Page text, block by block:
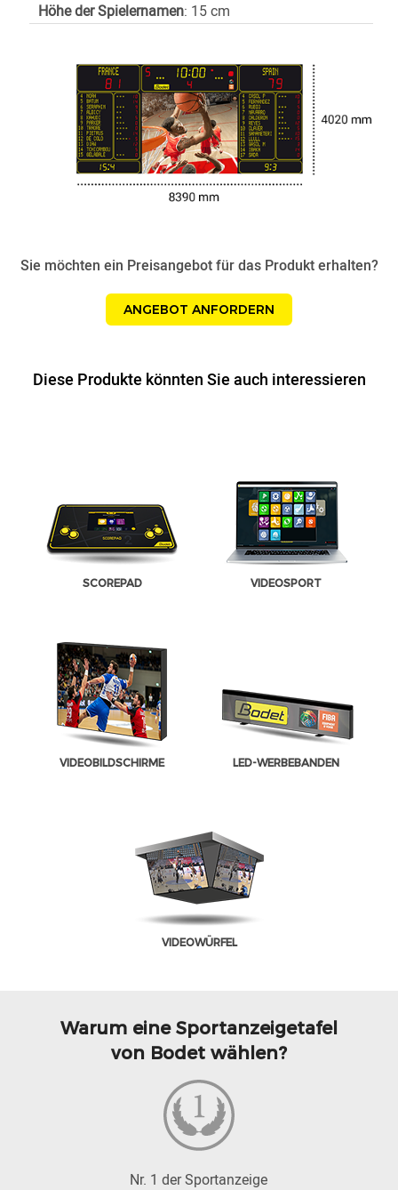
Höhe der Spielernamen: 15 cm
Sie möchten ein Preisangebot für das Produkt erhalten?
ANGEBOT ANFORDERN
Diese Produkte könnten Sie auch interessieren
SCOREPAD VIDEOSPORT
VIDEOBILDSCHIRME LED-WERBEBANDEN
VIDEOWÜRFEL
Warum eine Sportanzeigetafel
von Bodet wählen?
Nr. 1 der Sportanzeige